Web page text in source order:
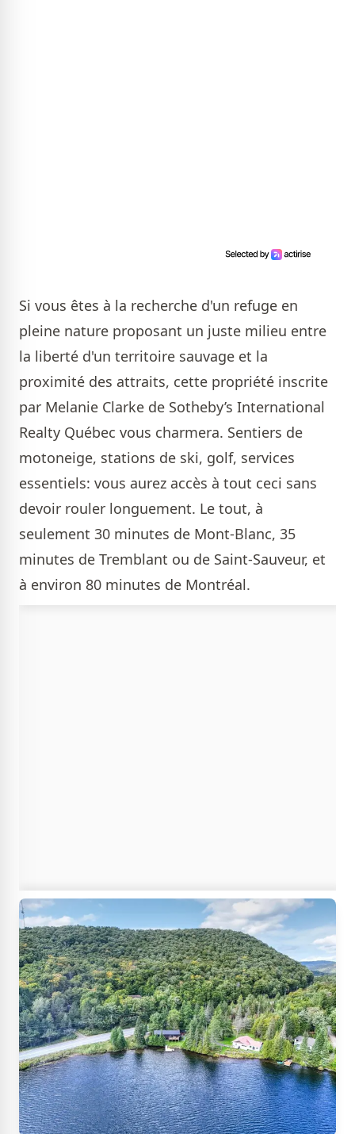
Si vous êtes à la recherche d'un refuge en
pleine nature proposant un juste milieu entre
la liberté d'un territoire sauvage et la
proximité des attraits, cette propriété inscrite
par Melanie Clarke de Sotheby’s International
Realty Québec vous charmera. Sentiers de
motoneige, stations de ski, golf, services
essentiels: vous aurez accès à tout ceci sans
devoir rouler longuement. Le tout, à
seulement 30 minutes de Mont-Blanc, 35
minutes de Tremblant ou de Saint-Sauveur, et
à environ 80 minutes de Montréal.